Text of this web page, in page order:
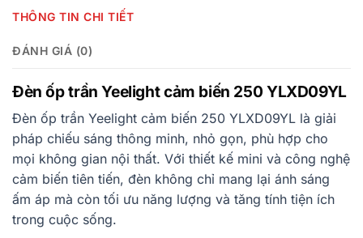
THÔNG TIN CHI TIẾT
ĐÁNH GIÁ (0)
Đèn ốp trần Yeelight cảm biến 250 YLXD09YL
Đèn ốp trần Yeelight cảm biến 250 YLXD09YL là giải
pháp chiếu sáng thông minh, nhỏ gọn, phù hợp cho
mọi không gian nội thất. Với thiết kế mini và công nghệ
cảm biến tiên tiến, đèn không chỉ mang lại ánh sáng
ấm áp mà còn tối ưu năng lượng và tăng tính tiện ích
trong cuộc sống.